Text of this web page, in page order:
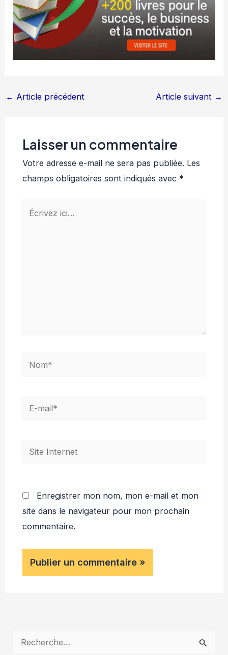
← Article précédent Article suivant →
Laisser un commentaire
Votre adresse e-mail ne sera pas publiée. Les
champs obligatoires sont indiqués avec *
Écrivez
Nom*
E-
Site
Enregistrer mon nom, mon e-mail et mon
site dans le navigateur pour mon prochain
commentaire.